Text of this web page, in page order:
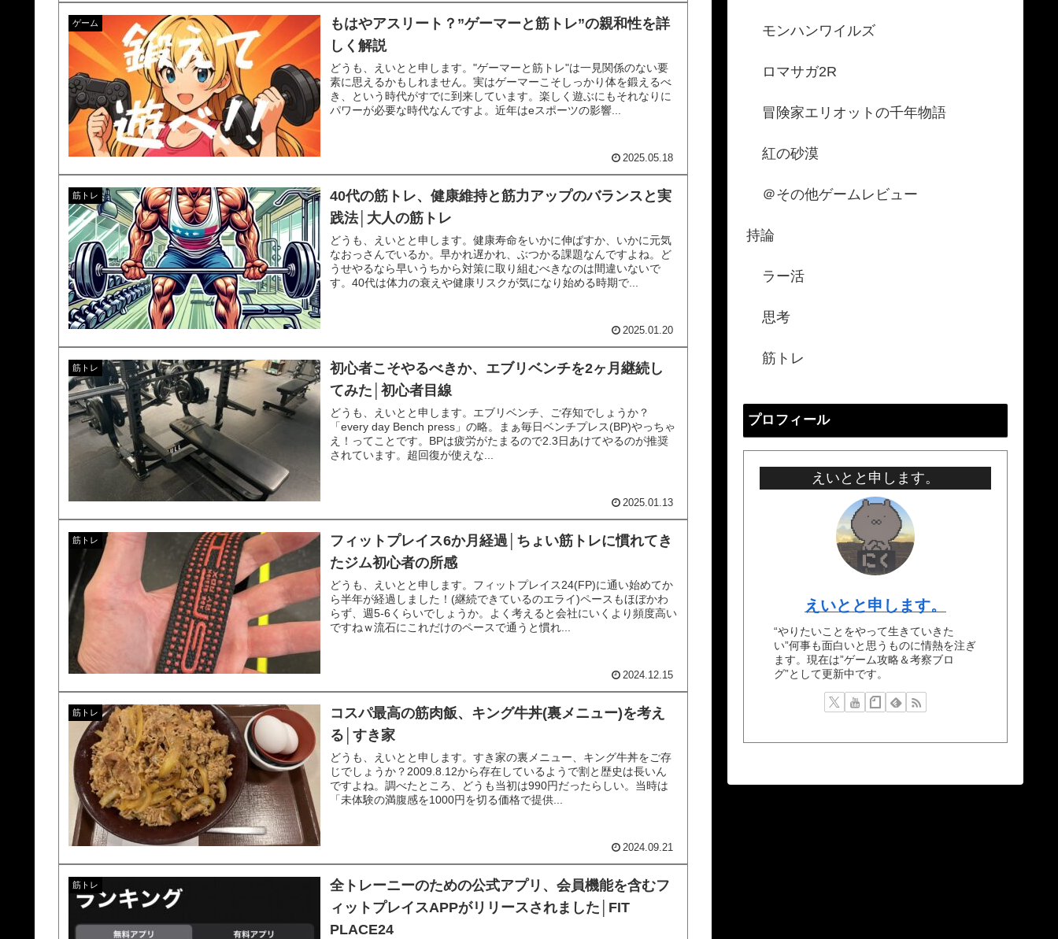
ゲーム
もはやアスリート？”ゲーマーと筋トレ”の親和性を詳
しく解説
どうも、えいとと申します。"ゲーマーと筋トレ"は一見関係のない要
素に思えるかもしれません。実はゲーマーこそしっかり体を鍛えるべ
き、という時代がすでに到来しています。楽しく遊ぶにもそれなりに
パワーが必要な時代なんですよ。近年はeスポーツの影響...
2025.05.18
筋トレ
40代の筋トレ、健康維持と筋力アップのバランスと実
践法│大人の筋トレ
どうも、えいとと申します。健康寿命をいかに伸ばすか、いかに元気
なおっさんでいるか。早かれ遅かれ、ぶつかる課題なんですよね。ど
うせやるなら早いうちから対策に取り組むべきなのは間違いないで
す。40代は体力の衰えや健康リスクが気になり始める時期で...
2025.01.20
筋トレ
初心者こそやるべきか、エブリベンチを2ヶ月継続し
てみた│初心者目線
どうも、えいとと申します。エブリベンチ、ご存知でしょうか？
「every day Bench press」の略。まぁ毎日ベンチプレス(BP)やっちゃ
え！ってことです。BPは疲労がたまるので2.3日あけてやるのが推奨
されています。超回復が使えな...
2025.01.13
筋トレ
フィットプレイス6か月経過│ちょい筋トレに慣れてき
たジム初心者の所感
どうも、えいとと申します。フィットプレイス24(FP)に通い始めてか
ら半年が経過しました！(継続できているのエライ)ペースもほぼかわ
らず、週5-6くらいでしょうか。よく考えると会社にいくより頻度高い
ですねｗ流石にこれだけのペースで通うと慣れ...
2024.12.15
筋トレ
コスパ最高の筋肉飯、キング牛丼(裏メニュー)を考え
る│すき家
どうも、えいとと申します。すき家の裏メニュー、キング牛丼をご存
じでしょうか？2009.8.12から存在しているようで割と歴史は長いん
ですよね。調べたところ、どうも当初は990円だったらしい。当時は
「未体験の満腹感を1000円を切る価格で提供...
2024.09.21
筋トレ
全トレーニーのための公式アプリ、会員機能を含むフ
ィットプレイスAPPがリリースされました│FIT
PLACE24
モンハンワイルズ
ロマサガ2R
冒険家エリオットの千年物語
紅の砂漠
＠その他ゲームレビュー
持論
ラー活
思考
筋トレ
プロフィール
えいとと申します。
えいとと申します。
“やりたいことをやって生きていきた
い”何事も面白いと思うものに情熱を注ぎ
ます。現在は”ゲーム攻略＆考察ブロ
グ”として更新中です。